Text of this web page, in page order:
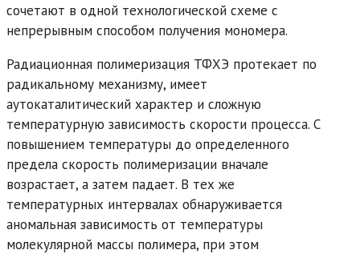
сочетают в одной технологической схеме с
непрерывным способом получения мономера.
Радиационная полимеризация ТФХЭ протекает по
радикальному механизму, имеет
аутокаталитический характер и сложную
температурную зависимость скорости процесса. С
повышением температуры до определенного
предела скорость полимеризации вначале
возрастает, а затем падает. В тех же
температурных интервалах обнаруживается
аномальная зависимость от температуры
молекулярной массы полимера, при этом